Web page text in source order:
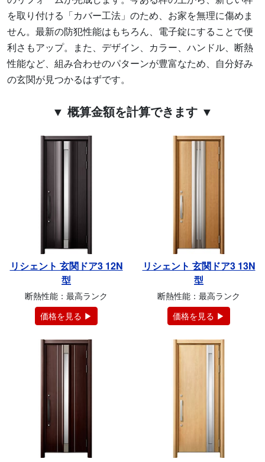
を取り付ける「カバー工法」のため、お家を無理に傷めま
せん。最新の防犯性能はもちろん、電子錠にすることで便
利さもアップ。また、デザイン、カラー、ハンドル、断熱
性能など、組み合わせのパターンが豊富なため、自分好み
の玄関が見つかるはずです。
▼ 概算金額を計算できます ▼
リシェント 玄関ドア3 12N
型
断熱性能：最高ランク
価格を見る ▶
リシェント 玄関ドア3 13N
型
断熱性能：最高ランク
価格を見る ▶